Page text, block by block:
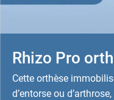
Rhizo Pro
Cette orthèse
d’entorse ou